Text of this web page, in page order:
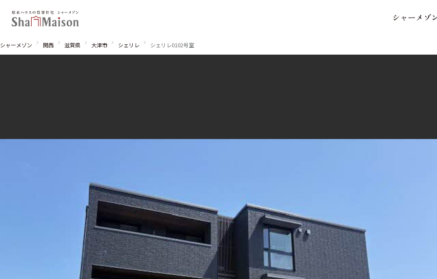
シ ャーメ ゾ
関西
中国・四国 九州
地図から探す
シャーメゾン 関西 滋賀県 大津市 シェリレ シェリレ0102号室